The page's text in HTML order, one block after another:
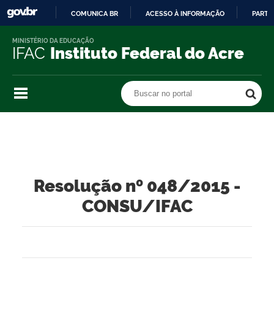
O
COMUNICA BR ACESSO À INFORMAÇÃO
IFAC Instituto Federal do Acre
MINISTÉRIO DA EDUCAÇÃO
Buscar no portal
Resolução nº 048/2015 -
CONSU/IFAC